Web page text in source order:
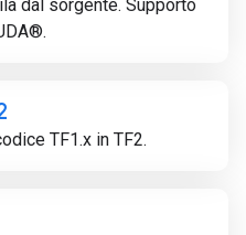
dal sorgente. Supporto
TF1.x in TF2.